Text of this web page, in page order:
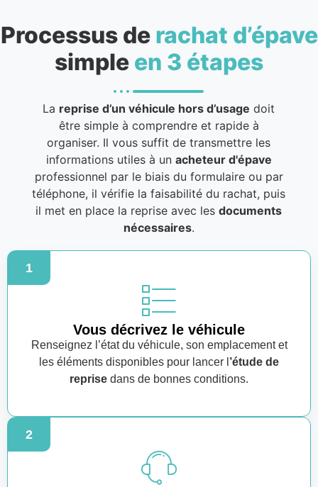
Processus de rachat d’épave
simple en 3 étapes
La reprise d’un véhicule hors d’usage doit
être simple à comprendre et rapide à
organiser. Il vous suffit de transmettre les
informations utiles à un acheteur d'épave
professionnel par le biais du formulaire ou par
téléphone, il vérifie la faisabilité du rachat, puis
il met en place la reprise avec lesdocuments
nécessaires.
1
Vous décrivez le véhicule
Renseignez l’état du véhicule, son emplacement et
les éléments disponibles pour lancer l ’étude de
reprise dans de bonnes conditions.
2